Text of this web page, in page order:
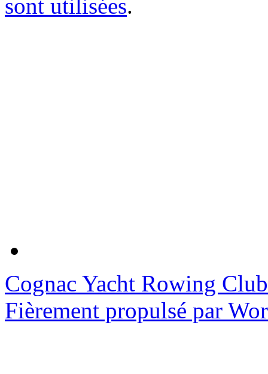
sont utilisées.
Cognac Yacht Rowing Club
Fièrement propulsé par